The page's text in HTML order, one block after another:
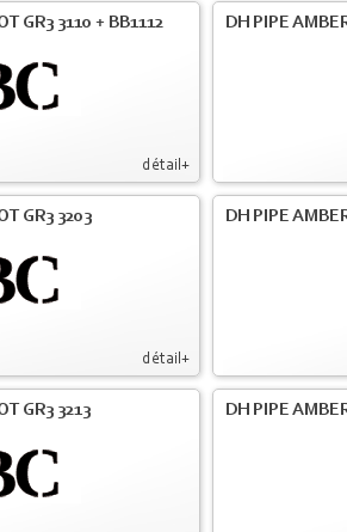
détail+
GR3 3110 + BB1112 DH PIPE
détail+
GR3 3203 DH PIPE
GR3 3213 DH PIPE